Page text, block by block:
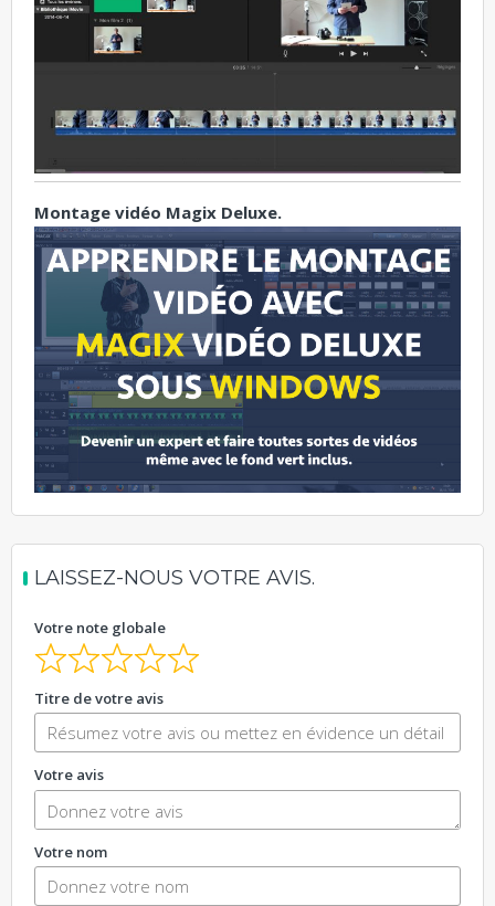
Montage vidéo Magix Deluxe.
LAISSEZ-NOUS VOTRE AVIS.
Votre note globale
Titre de votre avis
Votre avis
Votre nom